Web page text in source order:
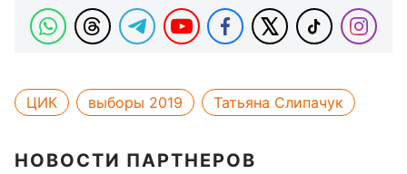
ЦИК выборы 2019 Татьяна Слипачук
НОВОСТИ ПАРТНЕРОВ